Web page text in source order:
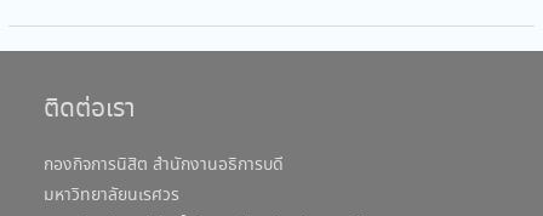
ติดต่อเรา
กองกิจการนิสิต สำนักงานอธิการบดี
มหาวิทยาลัยนเรศวร